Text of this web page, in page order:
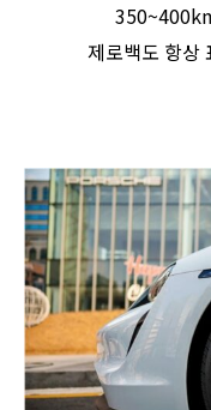
제로백도 항상